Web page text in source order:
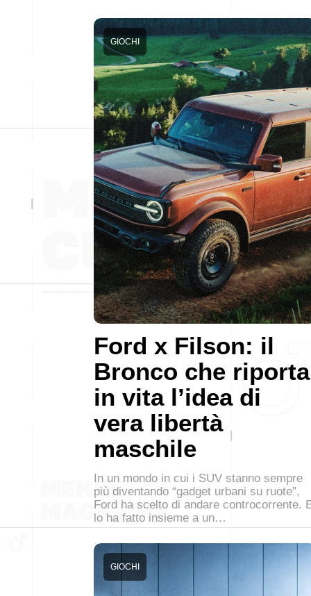
Ford x Filson: il
Bronco che riporta
in vita l’idea di
vera libertà
maschile
GIOCHI
In un mondo in cui i SUV stanno sempre
più diventando “gadget urbani su ruote”,
Ford ha scelto di andare controcorrente.
lo ha fatto insieme a un…
GIOCHI